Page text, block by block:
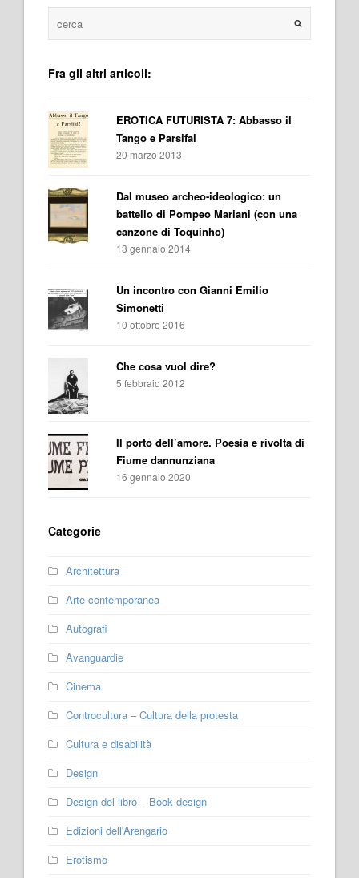
Fra gli altri articoli:
EROTICA FUTURISTA 7: Abbasso il
Tango e Parsifal
20 marzo 2013
Dal museo archeo-ideologico: un
battello di Pompeo Mariani (con una
canzone di Toquinho)
13 gennaio 2014
Un incontro con Gianni Emilio
Simonetti
10 ottobre 2016
Che cosa vuol dire?
5 febbraio 2012
Il porto dell’amore. Poesia e rivolta di
Fiume dannunziana
16 gennaio 2020
Categorie
Architettura
Arte contemporanea
Autografi
Avanguardie
Cinema
Controcultura – Cultura della protesta
Cultura e disabilità
Design
Design del libro – Book design
Edizioni dell'Arengario
Erotismo